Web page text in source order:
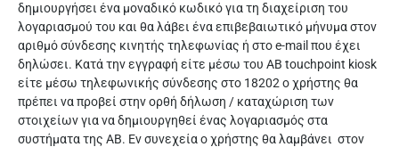
δημιουργήσει ένα μοναδικό κωδικό για τη διαχείριση του
λογαριασμού του και θα λάβει ένα επιβεβαιωτικό μήνυμα στον
αριθμό σύνδεσης κινητής τηλεφωνίας ή στο e-mail που έχει
δηλώσει. Κατά την εγγραφή είτε μέσω του ΑΒ touchpoint kiosk
είτε μέσω τηλεφωνικής σύνδεσης στο 18202 ο χρήστης θα
πρέπει να προβεί στην ορθή δήλωση / καταχώριση των
στοιχείων για να δημιουργηθεί ένας λογαριασμός στα
συστήματα της ΑΒ. Εν συνεχεία ο χρήστης θα λαμβάνει στον